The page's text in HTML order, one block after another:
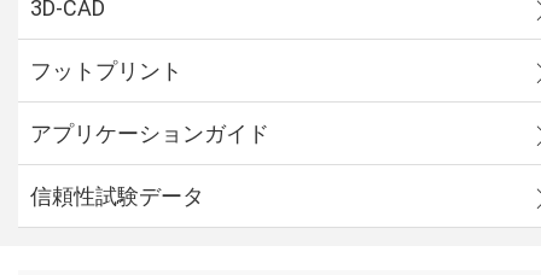
3D-CAD
フットプリント
アプリケーションガイド
信頼性試験データ